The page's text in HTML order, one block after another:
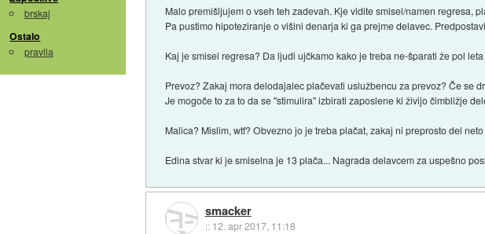
brskaj
Ostalo
pravila
Malo premišljujem o vseh teh zadevah. Kje vidite smisel/namen regresa,
Pa pustimo hipoteziranje o višini denarja ki ga prejme delavec.
Kaj je smisel regresa? Da ljudi ujčkamo kako je treba ne-šparati že pol
Prevoz? Zakaj mora delodajalec plačevati uslužbencu za prevoz? Če se
Je mogoče to za to da se "stimulira" izbirati zaposlene ki živijo čimbližje
Malica? Mislim, wtf? Obvezno jo je treba plačat, zakaj ni preprosto del
Edina stvar ki je smiselna je 13 plača... Nagrada delavcem za uspešno
smacker
:: 12. apr 2017, 11:18